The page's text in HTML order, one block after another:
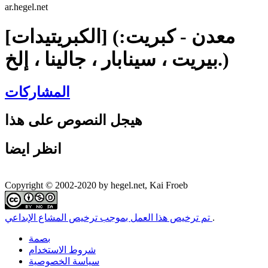
ar.hegel.net
[الكبريتيدات] (معدن - كبريت:
بيريت ، سينابار ، جالينا ، إلخ.)
المشاركات
هيجل النصوص على هذا
انظر ايضا
Copyright © 2002-2020 by hegel.net, Kai Froeb
.
بصمة
شروط الاستخدام
سياسة الخصوصية